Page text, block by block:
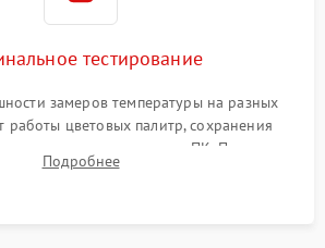
тестирование
замеров температуры на разных
работы цветовых палитр, сохранения
и передачи данных на ПК. Проверка
и итоговый контроль качества.
Подробнее